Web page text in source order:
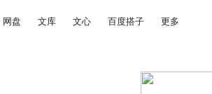
网盘 文库 文心 百度搭子 更多